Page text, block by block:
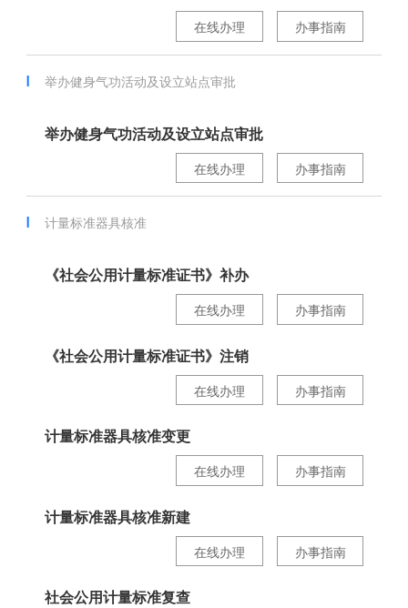
办事指南
在线办理
举办健身气功活动及设立站点审批
举办健身气功活动及设立站点审批
办事指南
在线办理
计量标准器具核准
《社会公用计量标准证书》补办
办事指南
在线办理
《社会公用计量标准证书》注销
办事指南
在线办理
计量标准器具核准变更
办事指南
在线办理
计量标准器具核准新建
办事指南
在线办理
社会公用计量标准复查